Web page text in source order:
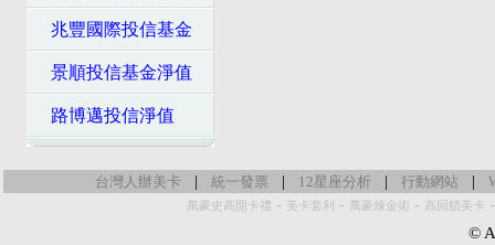
兆豐國際投信基金
景順投信基金淨值
路博邁投信淨值
台灣人辦美卡 | 統一發票 | 12星座分析 | 行動網站 |
萬豪史高開卡禮 - 美卡套利 - 萬豪煉金術 - 高回饋美卡
©